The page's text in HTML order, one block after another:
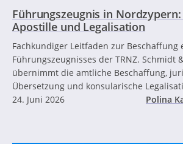
Führungszeugnis in
Apostille und Legalisation
Fachkundiger Leitfaden zur Beschaffung
Führungszeugnisses der TRNZ. Schmidt
übernimmt die amtliche Beschaffung,
Übersetzung und konsularische
24. Juni 2026
Polina